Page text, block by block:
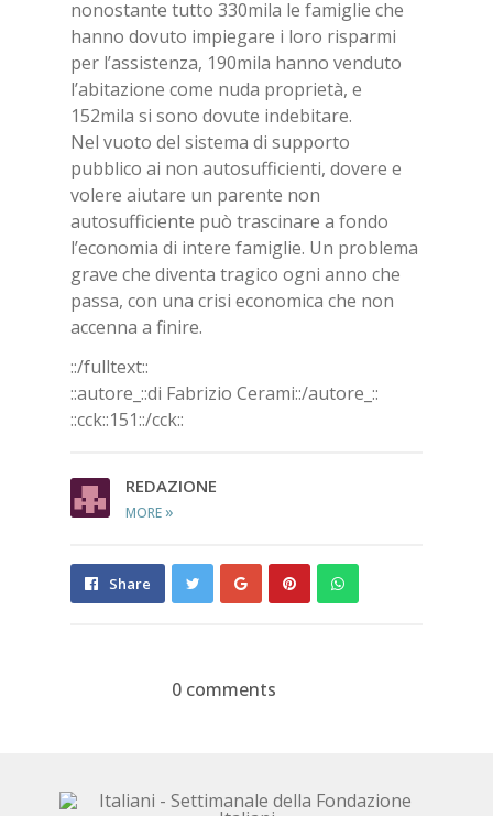
nonostante tutto 330mila le famiglie che
hanno dovuto impiegare i loro risparmi
per l’assistenza, 190mila hanno venduto
l’abitazione come nuda proprietà, e
152mila si sono dovute indebitare.
Nel vuoto del sistema di supporto
pubblico ai non autosufficienti, dovere e
volere aiutare un parente non
autosufficiente può trascinare a fondo
l’economia di intere famiglie. Un problema
grave che diventa tragico ogni anno che
passa, con una crisi economica che non
accenna a finire.
::/fulltext::
::autore_::di Fabrizio Cerami::/autore_::
::cck::151::/cck::
REDAZIONE
MORE »
Share
Share Pin
Send
0 comments
Devi essere connesso per inviare un
commento.